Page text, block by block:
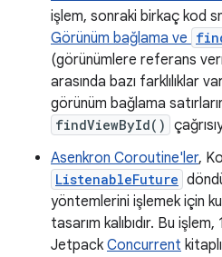
işlem, sonraki birkaç kod
Görünüm bağlama ve
(görünümlere referans
arasında bazı farklılıklar
görünüm bağlama
findViewById()
Asenkron Coroutine'ler,
ListenableFuture
yöntemlerini işlemek için
tasarım kalıbıdır. Bu
Jetpack Concurrent